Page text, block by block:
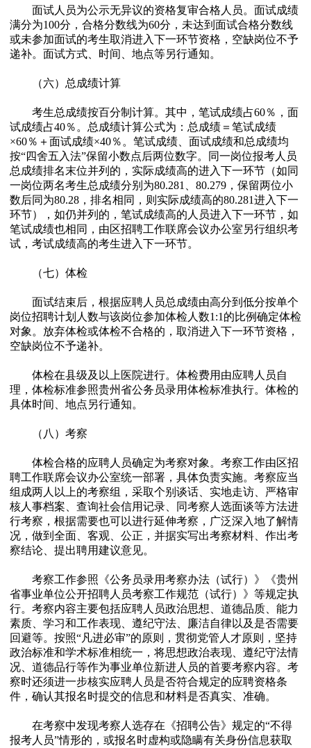
面试人员为公示无异议的资格复审合格人员。面试成绩
满分为100分，合格分数线为60分，未达到面试合格分数线
或未参加面试的考生取消进入下一环节资格，空缺岗位不予
递补。面试方式、时间、地点等另行通知。
（六）总成绩计算
考生总成绩按百分制计算。其中，笔试成绩占60％，面
试成绩占40％。总成绩计算公式为：总成绩＝笔试成绩
×60％＋面试成绩×40％。笔试成绩、面试成绩和总成绩均
按“四舍五入法”保留小数点后两位数字。同一岗位报考人员
总成绩排名末位并列的，实际成绩高的进入下一环节（如同
一岗位两名考生总成绩分别为80.281、80.279，保留两位小
数后同为80.28，排名相同，则实际成绩高的80.281进入下一
环节），如仍并列的，笔试成绩高的人员进入下一环节，如
笔试成绩也相同，由区招聘工作联席会议办公室另行组织考
试，考试成绩高的考生进入下一环节。
（七）体检
面试结束后，根据应聘人员总成绩由高分到低分按单个
岗位招聘计划人数与该岗位参加体检人数1:1的比例确定体检
对象。放弃体检或体检不合格的，取消进入下一环节资格，
空缺岗位不予递补。
体检在县级及以上医院进行。体检费用由应聘人员自
理，体检标准参照贵州省公务员录用体检标准执行。体检的
具体时间、地点另行通知。
（八）考察
体检合格的应聘人员确定为考察对象。考察工作由区招
聘工作联席会议办公室统一部署，具体负责实施。考察应当
组成两人以上的考察组，采取个别谈话、实地走访、严格审
核人事档案、查询社会信用记录、同考察人选面谈等方法进
行考察，根据需要也可以进行延伸考察，广泛深入地了解情
况，做到全面、客观、公正，并据实写出考察材料、作出考
察结论、提出聘用建议意见。
考察工作参照《公务员录用考察办法（试行）》《贵州
省事业单位公开招聘人员考察工作规范（试行）》等规定执
行。考察内容主要包括应聘人员政治思想、道德品质、能力
素质、学习和工作表现、遵纪守法、廉洁自律以及是否需要
回避等。按照“凡进必审”的原则，贯彻党管人才原则，坚持
政治标准和学术标准相统一，将思想政治表现、遵纪守法情
况、道德品行等作为事业单位新进人员的首要考察内容。考
察时还须进一步核实应聘人员是否符合规定的应聘资格条
件，确认其报名时提交的信息和材料是否真实、准确。
在考察中发现考察人选存在《招聘公告》规定的“不得
报考人员”情形的，或报名时虚构或隐瞒有关身份信息获取